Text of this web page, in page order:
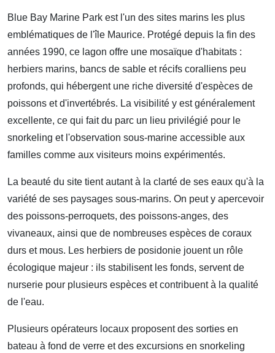
Blue Bay Marine Park est l'un des sites marins les plus
emblématiques de l'île Maurice. Protégé depuis la fin des
années 1990, ce lagon offre une mosaïque d'habitats :
herbiers marins, bancs de sable et récifs coralliens peu
profonds, qui hébergent une riche diversité d'espèces de
poissons et d'invertébrés. La visibilité y est généralement
excellente, ce qui fait du parc un lieu privilégié pour le
snorkeling et l'observation sous-marine accessible aux
familles comme aux visiteurs moins expérimentés.
La beauté du site tient autant à la clarté de ses eaux qu'à la
variété de ses paysages sous-marins. On peut y apercevoir
des poissons-perroquets, des poissons-anges, des
vivaneaux, ainsi que de nombreuses espèces de coraux
durs et mous. Les herbiers de posidonie jouent un rôle
écologique majeur : ils stabilisent les fonds, servent de
nurserie pour plusieurs espèces et contribuent à la qualité
de l'eau.
Plusieurs opérateurs locaux proposent des sorties en
bateau à fond de verre et des excursions en snorkeling